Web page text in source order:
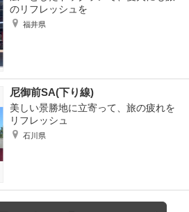
のリフレッシュを
福井県
尼御前SA(下り線)
美しい景勝地に立寄って、旅の疲れを
リフレッシュ
石川県